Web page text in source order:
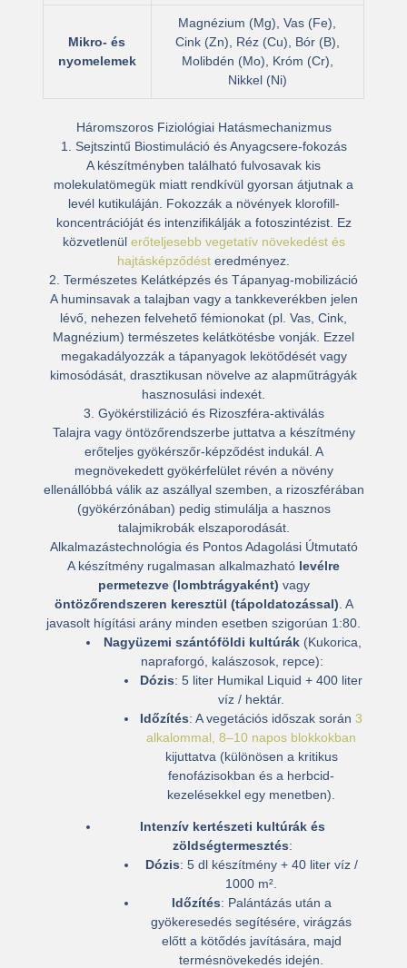
Mikro- és
nyomelemek
Magnézium (Mg), Vas (Fe),
Cink (Zn), Réz (Cu), Bór (B),
Molibdén (Mo), Króm (Cr),
Nikkel (Ni)
Háromszoros Fiziológiai Hatásmechanizmus
1. Sejtszintű Biostimuláció és Anyagcsere-fokozás
A készítményben található fulvosavak kis
molekulatömegük miatt rendkívül gyorsan átjutnak a
levél kutikuláján. Fokozzák a növények klorofill-
koncentrációját és intenzifikálják a fotoszintézist. Ez
közvetlenül erőteljesebb vegetatív növekedést és
hajtásképződést eredményez.
2. Természetes Kelátképzés és Tápanyag-mobilizáció
A huminsavak a talajban vagy a tankkeverékben jelen
lévő, nehezen felvehető fémionokat (pl. Vas, Cink,
Magnézium) természetes kelátkötésbe vonják. Ezzel
megakadályozzák a tápanyagok lekötődésétvagy
kimosódását, drasztikusan növelve az alapműtrágyák
hasznosulási indexét.
3. Gyökérstilizáció és Rizoszféra-aktiválás
Talajra vagy öntözőrendszerbe juttatva a készítmény
erőteljes gyökérszőr-képződést indukál. A
megnövekedett gyökérfelület révén a növény
ellenállóbbá válik az aszállyal szemben, a rizoszférában
(gyökérzónában) pedig stimulálja a hasznos
talajmikrobák elszaporodását.
Alkalmazástechnológia és Pontos Adagolási Útmutató
A készítmény rugalmasan alkalmazható levélre
permetezve (lombtrágyaként) vagy
öntözőrendszeren keresztül (tápoldatozással) . A
javasolt hígítási arány minden esetben szigorúan 1:80
Nagyüzemi szántóföldi kultúrák(Kukorica,
napraforgó, kalászosok, repce):
Dózis: 5 liter Humikal Liquid + 400 liter
víz / hektár.
Időzítés: A vegetációs időszak során 3
alkalommal, 8–10 napos blokkokban
kijuttatva (különösen a kritikus
fenofázisokban és a herbcid-
kezelésekkel egy menetben).
Intenzív kertészeti kultúrák és
zöldségtermesztés:
Dózis: 5 dl készítmény + 40 liter víz /
1000 m²
Időzítés: Palántázás után a
gyökeresedés segítésére, virágzás
előtt a kötődés javítására, majd
termésnövekedés idején.